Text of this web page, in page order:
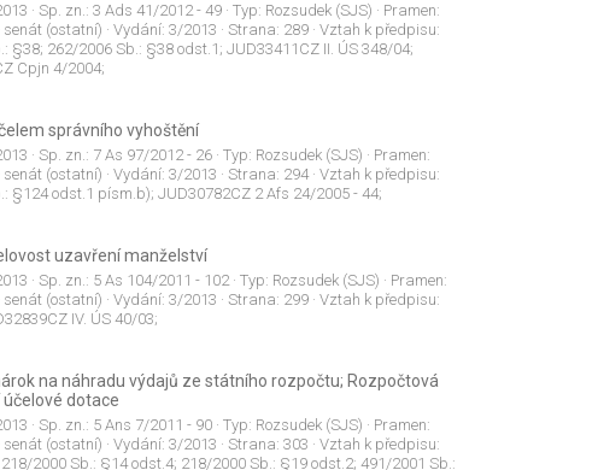
· Sp. zn.: 3 Ads 41/2012 - 49· Typ: Rozsudek (SJS) · Pramen:
(ostatní) · Vydání: 3/2013 · Strana: 289· Vztah k předpisu:
§38; 262/2006 Sb.: §38 odst.1; JUD33411CZ II. ÚS 348/04;
Cpjn 4/2004;
správního vyhoštění
· Sp. zn.: 7 As 97/2012 - 26· Typ: Rozsudek (SJS) · Pramen:
(ostatní) · Vydání: 3/2013 · Strana: 294· Vztah k předpisu:
§124 odst.1 písm.b); JUD30782CZ 2 Afs 24/2005 - 44;
uzavření manželství
· Sp. zn.: 5 As 104/2011 - 102· Typ: Rozsudek (SJS) · Pramen:
(ostatní) · Vydání: 3/2013 · Strana: 299· Vztah k předpisu:
IV. ÚS 40/03;
na náhradu výdajů ze státního rozpočtu; Rozpočtová
dotace
· Sp. zn.: 5 Ans 7/2011 - 90· Typ: Rozsudek (SJS) · Pramen:
(ostatní) · Vydání: 3/2013 · Strana: 303 · Vztah k předpisu:
2000 Sb.: §14 odst.4; 218/2000 Sb.: §19 odst.2; 491/2001 Sb.: